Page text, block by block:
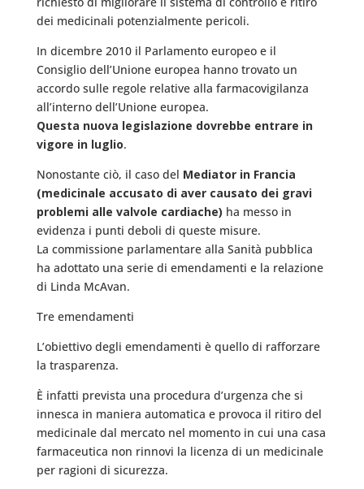
dei medicinali potenzialmente pericoli.
In dicembre 2010 il Parlamento europeo e il
Consiglio dell’Unione europea hanno trovato un
accordo sulle regole relative alla farmacovigilanza
all’interno dell’Unione europea.
Questa nuova legislazione dovrebbe entrare in
vigore in luglio.
Nonostante ciò, il caso del Mediator in Francia
(medicinale accusato di aver causato dei gravi
problemi alle valvole cardiache) ha messo in
evidenza i punti deboli di queste misure.
La commissione parlamentare alla Sanità pubblica
ha adottato una serie di emendamenti e la relazione
di Linda McAvan.
Tre emendamenti
L’obiettivo degli emendamenti è quello di rafforzare
la trasparenza.
È infatti prevista una procedura d’urgenza che si
innesca in maniera automatica e provoca il ritiro del
medicinale dal mercato nel momento in cui una casa
farmaceutica non rinnovi la licenza di un medicinale
per ragioni di sicurezza.